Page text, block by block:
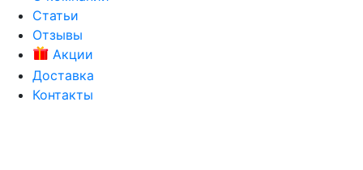
Статьи
Отзывы
Акции
Доставка
Контакты